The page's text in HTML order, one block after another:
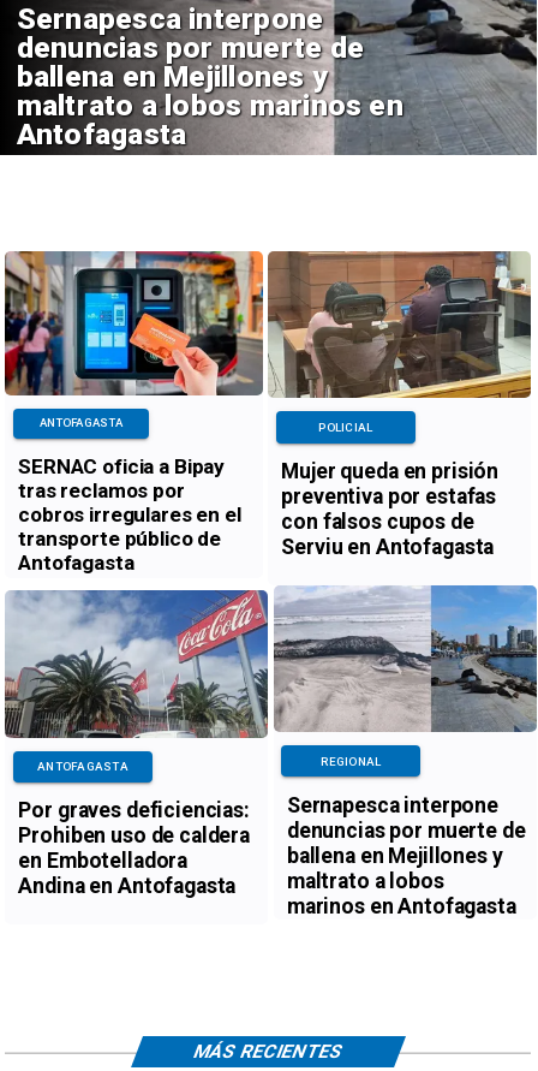
Sernapesca interpone
denuncias por muerte de
ballena en Mejillones y
maltrato a lobos marinos en
Antofagasta
SERNAC oficia a Bipay
tras reclamos por
cobros irregulares en el
transporte público de
Antofagasta
ANTOFAGASTA
Mujer queda en prisión
preventiva por estafas
con falsos cupos de
Serviu en Antofagasta
POLICIAL
Por graves deficiencias:
Prohiben uso de caldera
en Embotelladora
Andina en Antofagasta
ANTOFAGASTA
Sernapesca interpone
denuncias por muerte de
ballena en Mejillones y
maltrato a lobos
marinos en Antofagasta
REGIONAL
MÁS RECIENTES